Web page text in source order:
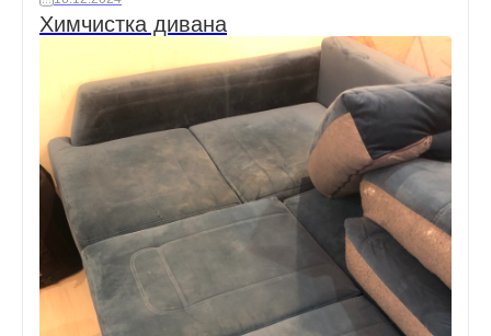
Химчистка дивана